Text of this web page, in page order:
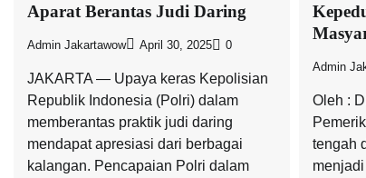
Aparat Berantas Judi Daring
Admin Jakartawow April 30, 2025 0
JAKARTA — Upaya keras Kepolisian
Republik Indonesia (Polri) dalam
memberantas praktik judi daring
mendapat apresiasi dari berbagai
kalangan. Pencapaian Polri dalam
Admin
Oleh :
tengah